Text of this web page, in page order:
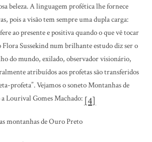
beleza. A linguagem profética lhe fornece
pois a visão tem sempre uma dupla carga:
ao presente e positiva quando o que vê tocar
Flora Sussekind num brilhante estudo diz ser o
do mundo, exilado, observador visionário,
atribuídos aos profetas são transferidos
profeta”. Vejamos o soneto Montanhas de
Lourival Gomes Machado: [4]
de Ouro Preto